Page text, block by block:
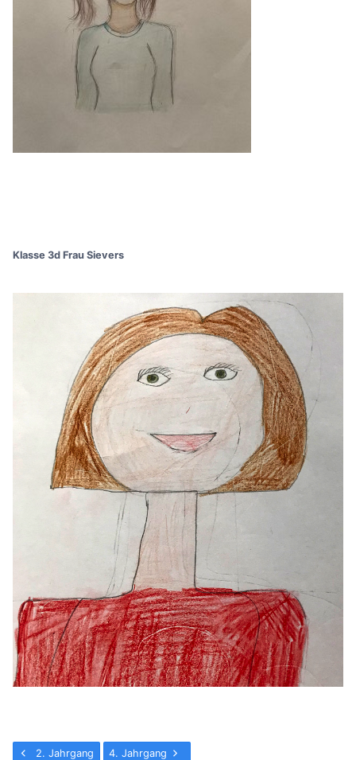
Klasse 3d Frau Sievers
2. Jahrgang 4. Jahrgang